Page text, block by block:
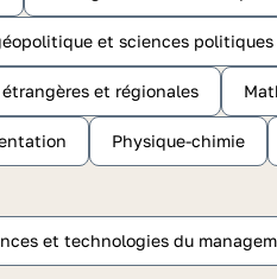
et sciences politiques
et régionales
Physique-chimie
et technologies du